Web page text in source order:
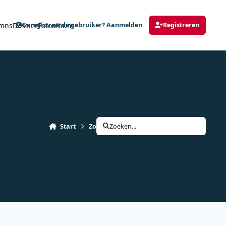
DossierFotoalbum
Geregistreerde gebruiker? Aanmelden Registreren
Start ZoekenZoeken...